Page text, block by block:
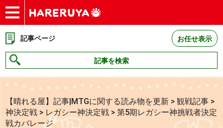
ショップ
買取
記事
デッキ検索
デッキ構築
選手一覧
店舗一覧
イベント
お問い合わせ
記事ページ お任せ表示
記事を検索
【晴れる屋】記事|MTGに関する読み物を更新 >観戦記事 >
神決定戦 > レガシー神決定戦 >第5期レガシー神挑戦者決定
戦カバレージ